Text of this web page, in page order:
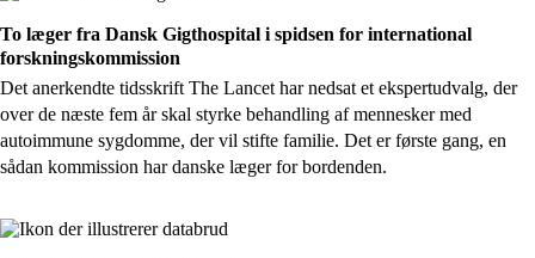
To læger fra Dansk Gigthospital i spidsen for international
forskningskommission
Det anerkendte tidsskrift The Lancet har nedsat et ekspertudvalg, der
over de næste fem år skal styrke behandling af mennesker med
autoimmune sygdomme, der vil stifte familie. Det er første gang, en
sådan kommission har danske læger for bordenden.